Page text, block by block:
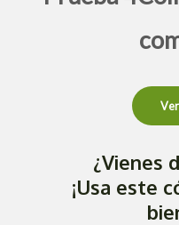
¿Vienes
¡Usa este